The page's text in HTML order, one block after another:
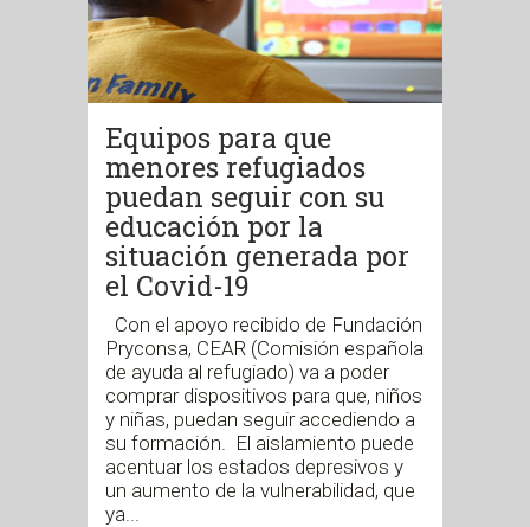
Equipos para que
menores refugiados
puedan seguir con su
educación por la
situación generada por
el Covid-19
Con el apoyo recibido de Fundación
Pryconsa, CEAR (Comisión española
de ayuda al refugiado) va a poder
comprar dispositivos para que, niños
y niñas, puedan seguir accediendo a
su formación. El aislamiento puede
acentuar los estados depresivos y
un aumento de la vulnerabilidad, que
ya...